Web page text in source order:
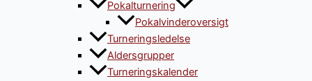
Pokalturnering
Pokalvinderoversigt
Turneringsledelse
Aldersgrupper
Turneringskalender